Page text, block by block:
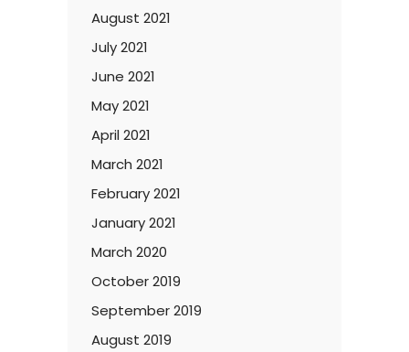
August 2021
July 2021
June 2021
May 2021
April 2021
March 2021
February 2021
January 2021
March 2020
October 2019
September 2019
August 2019